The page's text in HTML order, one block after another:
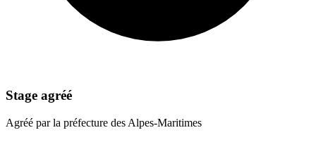
Stage agréé
Agréé par la préfecture des Alpes-Maritimes